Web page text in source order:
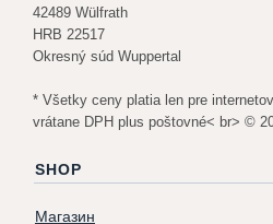
42489 Wülfrath
HRB 22517
Okresný súd Wuppertal
* Všetky ceny platia len pre
vrátane DPH plus poštovné< br> ©
SHOP
Магазин